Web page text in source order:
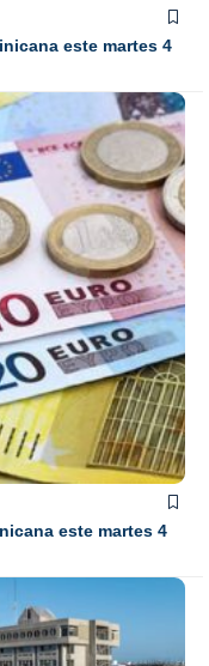
este martes 4
este martes 4